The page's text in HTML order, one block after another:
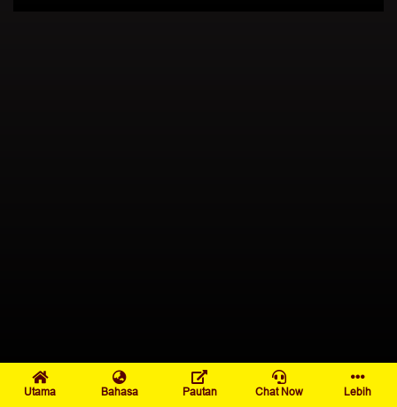
Utama Bahasa Pautan Chat Now Lebih